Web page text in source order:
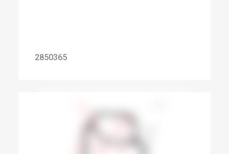
2850365